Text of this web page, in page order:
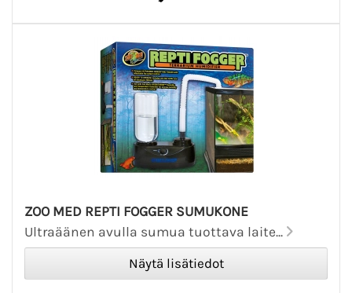
ZOO MED REPTI FOGGER SUMUKONE
Ultraäänen avulla sumua tuottava laite...